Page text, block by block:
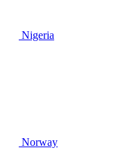
Nigeria
Norway